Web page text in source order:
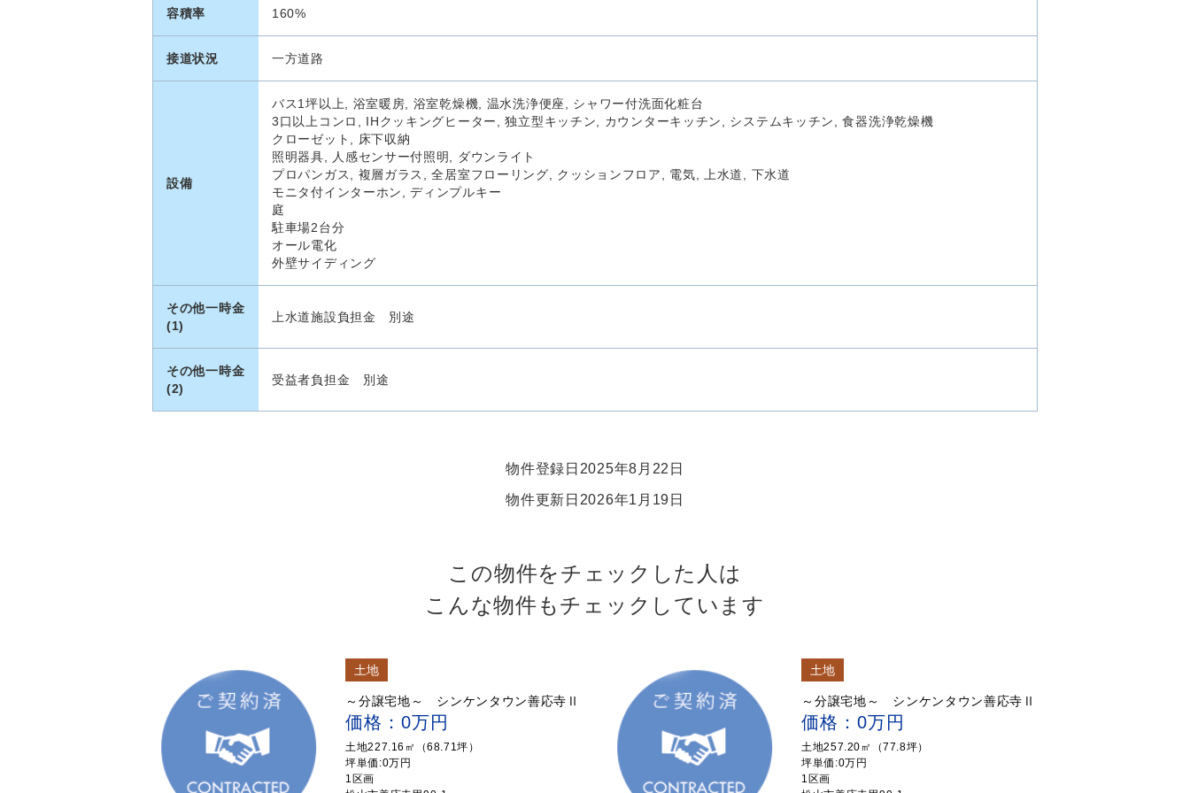
容積率 160%
接道状況 一方道路
設備
バス1坪以上, 浴室暖房, 浴室乾燥機, 温水洗浄便座, シャワー付洗面化粧台
3口以上コンロ, IHクッキングヒーター, 独立型キッチン, カウンターキッチン, システムキッチン, 食器洗浄乾燥機
クローゼット, 床下収納
照明器具, 人感センサー付照明, ダウンライト
プロパンガス, 複層ガラス, 全居室フローリング, クッションフロア, 電気, 上水道, 下水道
モニタ付インターホン, ディンプルキー
庭
駐車場2台分
オール電化
外壁サイディング
その他一時金
(1)
上水道施設負担金 別途
その他一時金
(2)
受益者負担金 別途
物件登録日2025年8月22日
物件更新日2026年1月19日
この物件をチェックした人は
こんな物件もチェックしています
土地
～分譲宅地～ シンケンタウン善応寺Ⅱ
価格：0万円
土地227.16㎡（68.71坪）
坪単価:0万円
1区画
土地
～分譲宅地～ シンケンタウン善応寺Ⅱ
価格：0万円
土地257.20㎡（77.8坪）
坪単価:0万円
1区画